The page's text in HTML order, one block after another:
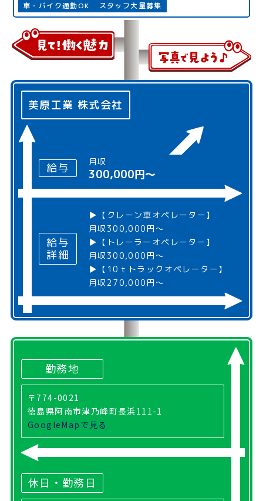
車・バイク通勤OK
スタッフ大量募集
美原工業 株式会社
給与 月収
300,000円～
給与
詳細
▶【クレーン車オペレーター】
月収300,000円～
▶【トレーラーオペレーター】
月収300,000円～
▶【10ｔトラックオペレーター】
月収270,000円～
勤務地
〒774-0021
徳島県阿南市津乃峰町長浜111-1
GoogleMapで見る
休日・勤務日